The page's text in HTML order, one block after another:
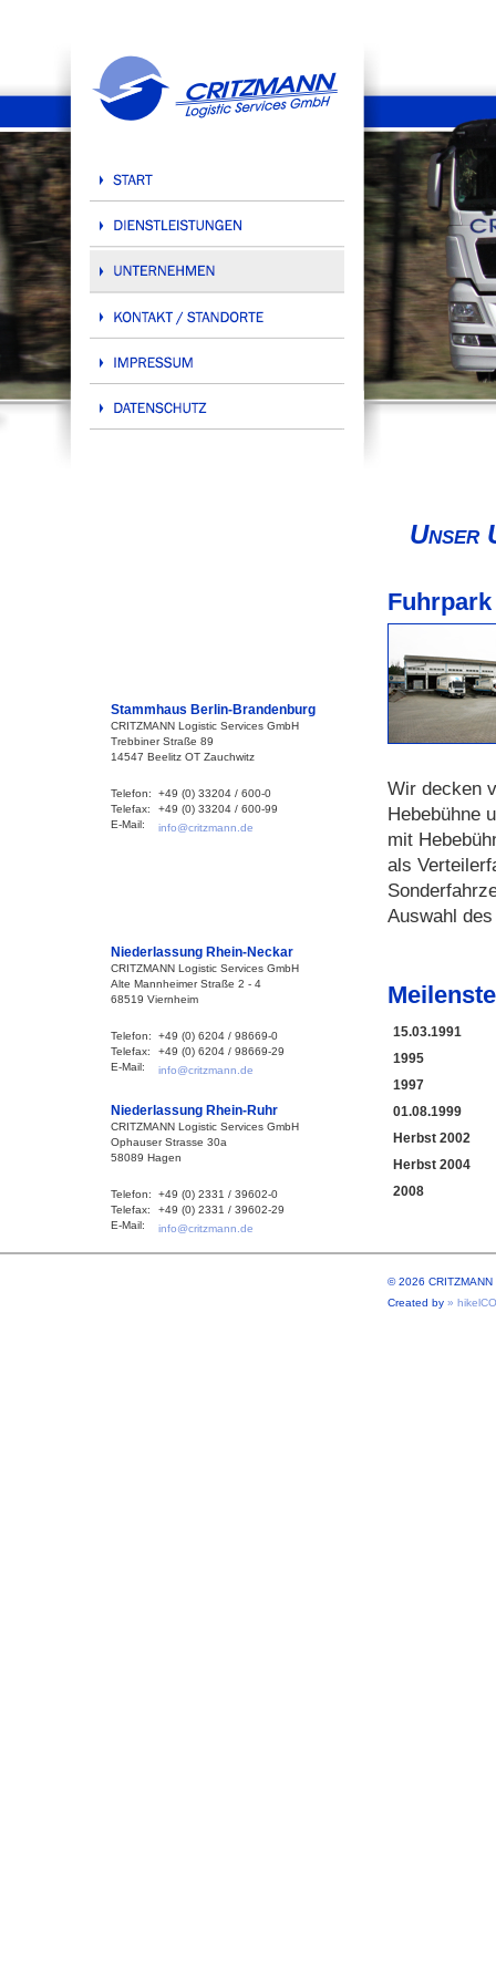
Unser
Fuhrpark
Wir decken
Hebebühne
mit
als
Auswahl
15.03.1991
1995
1997
01.08.1999
Herbst 2002
Herbst 2004
2008
Stammhaus Berlin-Brandenburg
CRITZMANN Logistic Services GmbH
Trebbiner Straße 89
14547 Beelitz OT Zauchwitz
Telefon: +49 (0) 33204 / 600-0
Telefax: +49 (0) 33204 / 600-99
E-Mail:
info@critzmann.de
Niederlassung Rhein-Neckar
CRITZMANN Logistic Services GmbH
Alte Mannheimer Straße 2 - 4
68519 Viernheim
Telefon: +49 (0) 6204 / 98669-0
Telefax: +49 (0) 6204 / 98669-29
E-Mail:
info@critzmann.de
Niederlassung Rhein-Ruhr
CRITZMANN Logistic Services GmbH
Ophauser Strasse 30a
58089 Hagen
Telefon: +49 (0) 2331 / 39602-0
Telefax: +49 (0) 2331 / 39602-29
E-Mail:
info@critzmann.de
© 2026
Created by »